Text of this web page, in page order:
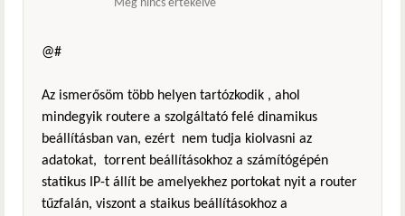
Még nincs értékelve
@#
Az ismerősöm több helyen tartózkodik , ahol
mindegyik routere a szolgáltató felé dinamikus
beállításban van, ezért nem tudja kiolvasni az
adatokat, torrent beállításokhoz a számítógépén
statikus IP-t állít be amelyekhez portokat nyit a router
tűzfalán, viszont a staikus beállításokhoz a